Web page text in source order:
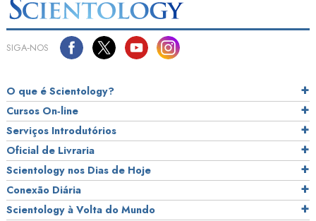
SIGA‑NOS
O que é Scientology?
Cursos On‑line
Serviços Introdutórios
Oficial de Livraria
Scientology nos Dias de Hoje
Conexão Diária
Scientology à Volta do Mundo